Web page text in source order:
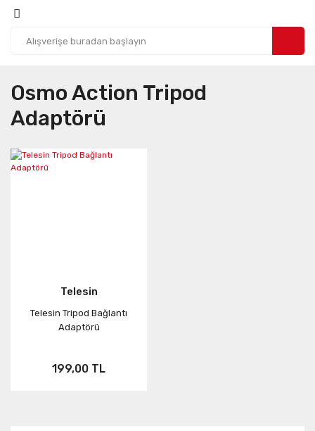
Osmo Action Tripod
Adaptörü
Telesin
Telesin Tripod Bağlantı
Adaptörü
199,00 TL